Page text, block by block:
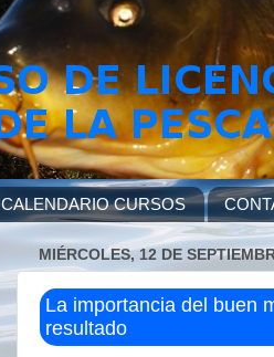
CALENDARIO CURSOS
MIÉRCOLES, 12 DE
La importancia del buen
resultado